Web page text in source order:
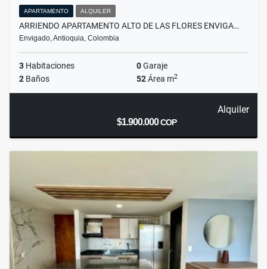
APARTAMENTO ALQUILER
ARRIENDO APARTAMENTO ALTO DE LAS FLORES ENVIGA…
Envigado, Antioquia, Colombia
3 Habitaciones 0Garaje
2 Baños 52Área m2
Alquiler
$1.900.000COP